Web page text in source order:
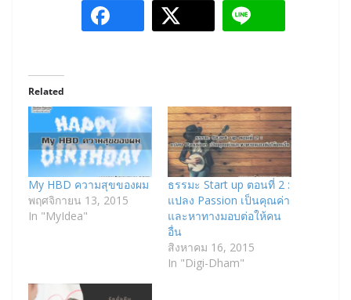
Related
My HBD ความสุขของผม
พฤศจิกายน 13, 2015
In "MyIdea"
ธรรมะ Start up ตอนที่ 2 :
แปลง Passion เป็นคุณค่า
และหาทางมอบต่อให้คน
อื่น
สิงหาคม 16, 2015
In "Digi-Dham"